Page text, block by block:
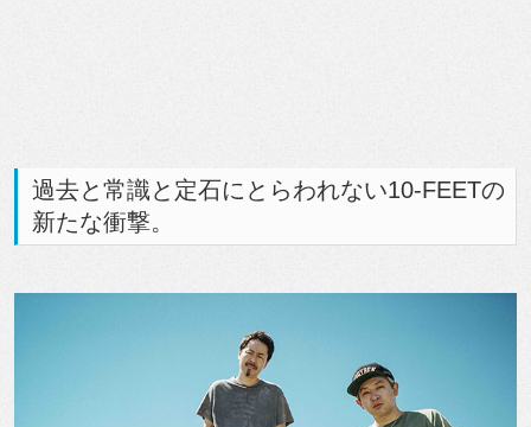
過去と常識と定石にとらわれない10-FEETの
新たな衝撃。